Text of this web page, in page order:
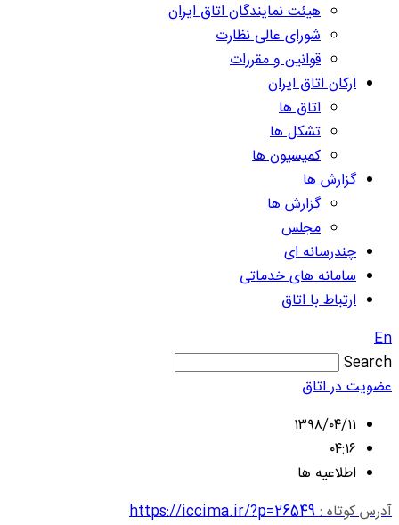
هیئت نمایندگان اتاق ایران
شورای عالی نظارت
قوانین و مقررات
ارکان اتاق ایران
اتاق ها
تشکل ها
کمیسیون ها
گزارش ها
گزارش ها
مجلس
چندرسانه ای
سامانه های خدماتی
ارتباط با اتاق
En
Search
عضویت در اتاق
۱۳۹۸/۰۴/۱۱
۰۴:۱۶
اطلاعیه ها
آدرس کوتاه :https://iccima.ir/?p=26549